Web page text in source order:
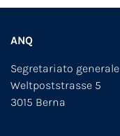
ANQ
Segretariato generale
Weltpoststrasse 5
3015 Berna